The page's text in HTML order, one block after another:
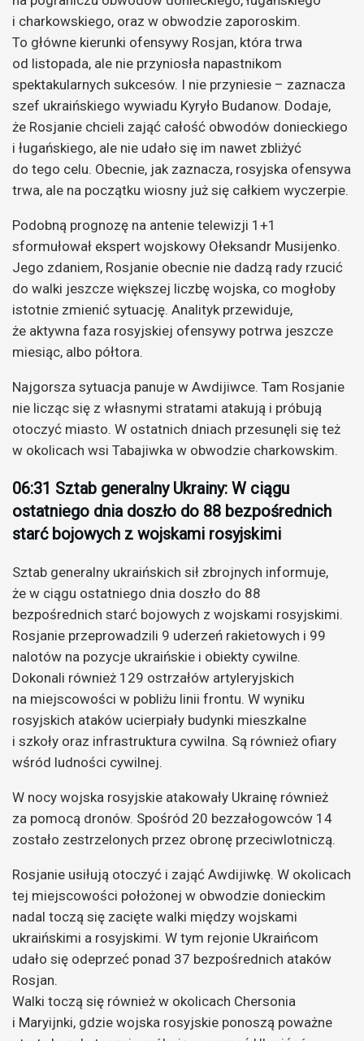
i charkowskiego, oraz w obwodzie zaporoskim.
To główne kierunki ofensywy Rosjan, która trwa
od listopada, ale nie przyniosła napastnikom
spektakularnych sukcesów. I nie przyniesie – zaznacza
szef ukraińskiego wywiadu Kyryło Budanow. Dodaje,
że Rosjanie chcieli zająć całość obwodów donieckiego
i ługańskiego, ale nie udało się im nawet zbliżyć
do tego celu. Obecnie, jak zaznacza, rosyjska ofensywa
trwa, ale na początku wiosny już się całkiem wyczerpie.
Podobną prognozę na antenie telewizji 1+1
sformułował ekspert wojskowy Ołeksandr Musijenko.
Jego zdaniem, Rosjanie obecnie nie dadzą rady rzucić
do walki jeszcze większej liczbę wojska, co mogłoby
istotnie zmienić sytuację. Analityk przewiduje,
że aktywna faza rosyjskiej ofensywy potrwa jeszcze
miesiąc, albo półtora.
Najgorsza sytuacja panuje w Awdijiwce. Tam Rosjanie
nie licząc się z własnymi stratami atakują i próbują
otoczyć miasto. W ostatnich dniach przesunęli się też
w okolicach wsi Tabajiwka w obwodzie charkowskim.
06:31 Sztab generalny Ukrainy: W ciągu
ostatniego dnia doszło do 88 bezpośrednich
starć bojowych z wojskami rosyjskimi
Sztab generalny ukraińskich sił zbrojnych informuje,
że w ciągu ostatniego dnia doszło do 88
bezpośrednich starć bojowych z wojskami rosyjskimi.
Rosjanie przeprowadzili 9 uderzeń rakietowych i 99
nalotów na pozycje ukraińskie i obiekty cywilne.
Dokonali również 129 ostrzałów artyleryjskich
na miejscowości w pobliżu linii frontu. W wyniku
rosyjskich ataków ucierpiały budynki mieszkalne
i szkoły oraz infrastruktura cywilna. Są również ofiary
wśród ludności cywilnej.
W nocy wojska rosyjskie atakowały Ukrainę również
za pomocą dronów. Spośród 20 bezzałogowców 14
zostało zestrzelonych przez obronę przeciwlotniczą.
Rosjanie usiłują otoczyć i zająć Awdijiwkę. W okolicach
tej miejscowości położonej w obwodzie donieckim
nadal toczą się zacięte walki między wojskami
ukraińskimi a rosyjskimi. W tym rejonie Ukraińcom
udało się odeprzeć ponad 37 bezpośrednich ataków
Rosjan.
Walki toczą się również w okolicach Chersonia
i Maryijnki, gdzie wojska rosyjskie ponoszą poważne